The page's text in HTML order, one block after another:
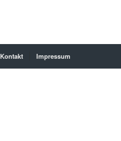
Kontakt Impressum